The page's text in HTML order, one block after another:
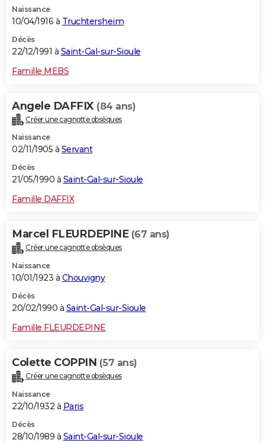
Naissance
10/04/1916 à Truchtersheim
Décès
22/12/1991 à Saint-Gal-sur-Sioule
Famille MEBS
Angele DAFFIX (84 ans)
Créer une cagnotte obsèques
Naissance
02/11/1905 à Servant
Décès
21/05/1990 à Saint-Gal-sur-Sioule
Famille DAFFIX
Marcel FLEURDEPINE (67 ans)
Créer une cagnotte obsèques
Naissance
10/01/1923 à Chouvigny
Décès
20/02/1990 à Saint-Gal-sur-Sioule
Famille FLEURDEPINE
Colette COPPIN (57 ans)
Créer une cagnotte obsèques
Naissance
22/10/1932 à Paris
Décès
28/10/1989 à Saint-Gal-sur-Sioule